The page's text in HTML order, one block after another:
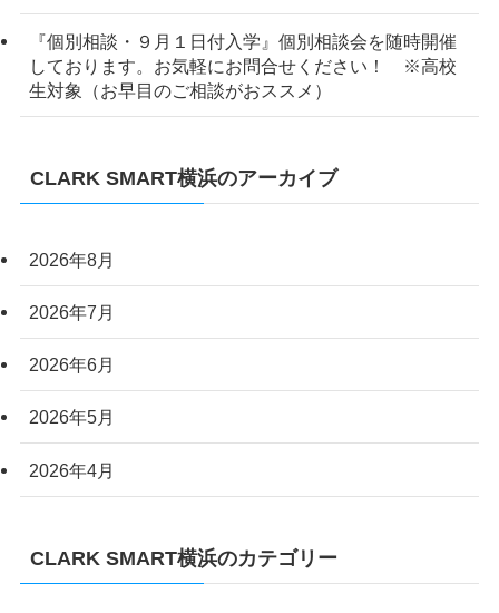
『個別相談・９月１日付入学』個別相談会を随時開催
しております。お気軽にお問合せください！ ※高校
生対象（お早目のご相談がおススメ）
CLARK SMART横浜のアーカイブ
2026年8月
2026年7月
2026年6月
2026年5月
2026年4月
CLARK SMART横浜のカテゴリー